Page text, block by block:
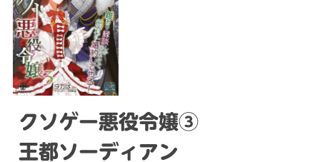
クソゲー悪役令嬢③
王都ソーディアン